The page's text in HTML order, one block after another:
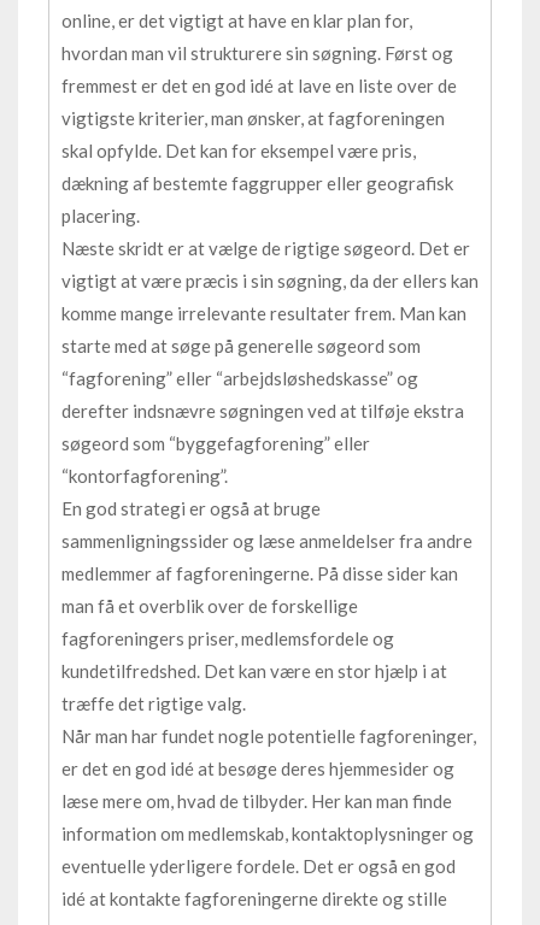
online, er det vigtigt at have en klar plan for,
hvordan man vil strukturere sin søgning. Først og
fremmest er det en god idé at lave en liste over de
vigtigste kriterier, man ønsker, at fagforeningen
skal opfylde. Det kan for eksempel være pris,
dækning af bestemte faggrupper eller geografisk
placering.
Næste skridt er at vælge de rigtige søgeord. Det er
vigtigt at være præcis i sin søgning, da der ellers kan
komme mange irrelevante resultater frem. Man kan
starte med at søge på generelle søgeord som
“fagforening” eller “arbejdsløshedskasse” og
derefter indsnævre søgningen ved at tilføje ekstra
søgeord som “byggefagforening” eller
“kontorfagforening”.
En god strategi er også at bruge
sammenligningssider og læse anmeldelser fra andre
medlemmer af fagforeningerne. På disse sider kan
man få et overblik over de forskellige
fagforeningers priser, medlemsfordele og
kundetilfredshed. Det kan være en stor hjælp i at
træffe det rigtige valg.
Når man har fundet nogle potentielle fagforeninger,
er det en god idé at besøge deres hjemmesider og
læse mere om, hvad de tilbyder. Her kan man finde
information om medlemskab, kontaktoplysninger og
eventuelle yderligere fordele. Det er også en god
idé at kontakte fagforeningerne direkte og stille